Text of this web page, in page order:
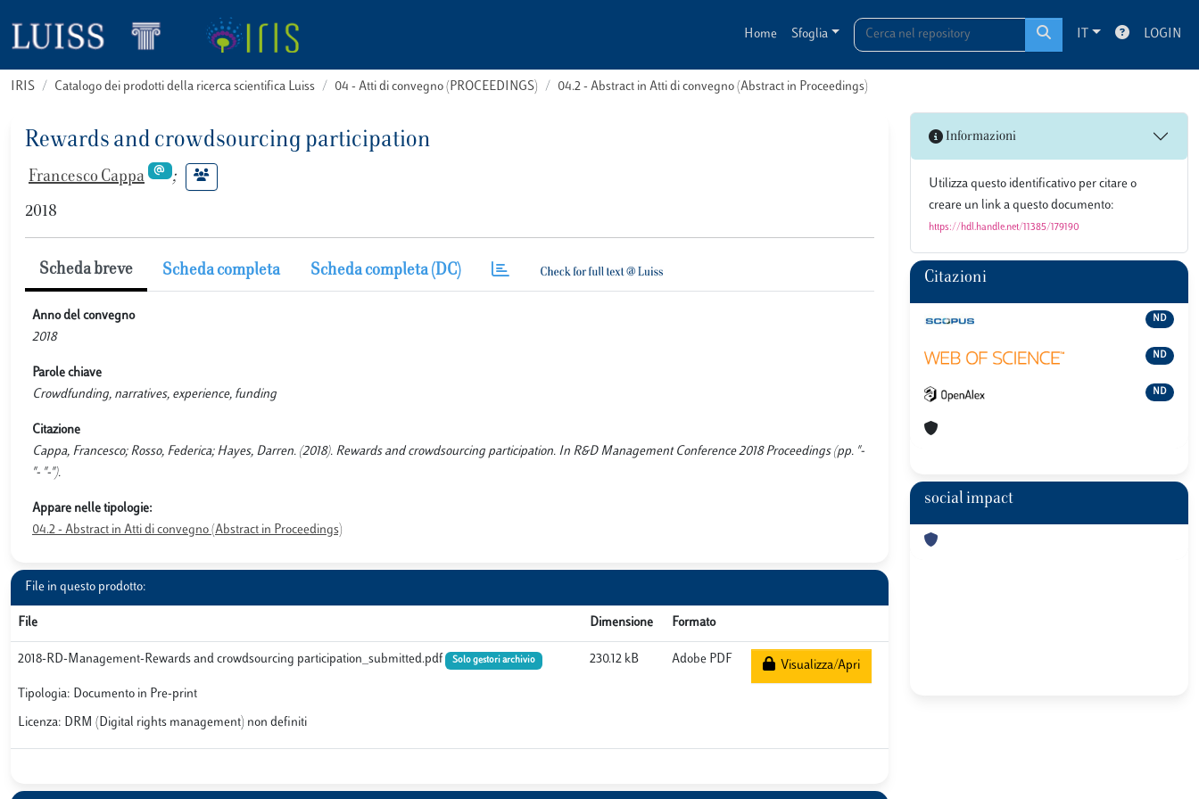
Home Sfoglia IT LOGIN
IRIS Catalogo dei prodotti della ricerca scientifica Luiss 04 - Atti di convegno (PROCEEDINGS) 04.2 - Abstract in Atti di convegno (Abstract in Proceedings)
Rewards and crowdsourcing participation
Francesco Cappa ;
2018
Scheda breve Scheda completa Scheda completa (DC)
Anno del convegno
2018
Parole chiave
Crowdfunding, narratives, experience, funding
Citazione
Cappa, Francesco; Rosso, Federica; Hayes, Darren. (2018). Rewards and crowdsourcing participation. In R&D Management Conference 2018 Proceedings (pp. "-
"- "-").
Appare nelle tipologie:
04.2 - Abstract in Atti di convegno (Abstract in Proceedings)
File in questo prodotto:
File Dimensione Formato
2018-RD-Management-Rewards and crowdsourcing participation_submitted.pdf Solo gestori archivio
Tipologia: Documento in Pre-print
Licenza: DRM (Digital rights management) non definiti
230.12 kB Adobe PDF Visualizza/Apri
Informazioni
Utilizza questo identificativo per citare o
creare un link a questo documento:
https://hdl.handle.net/11385/179190
Citazioni
ND
ND
ND
social impact